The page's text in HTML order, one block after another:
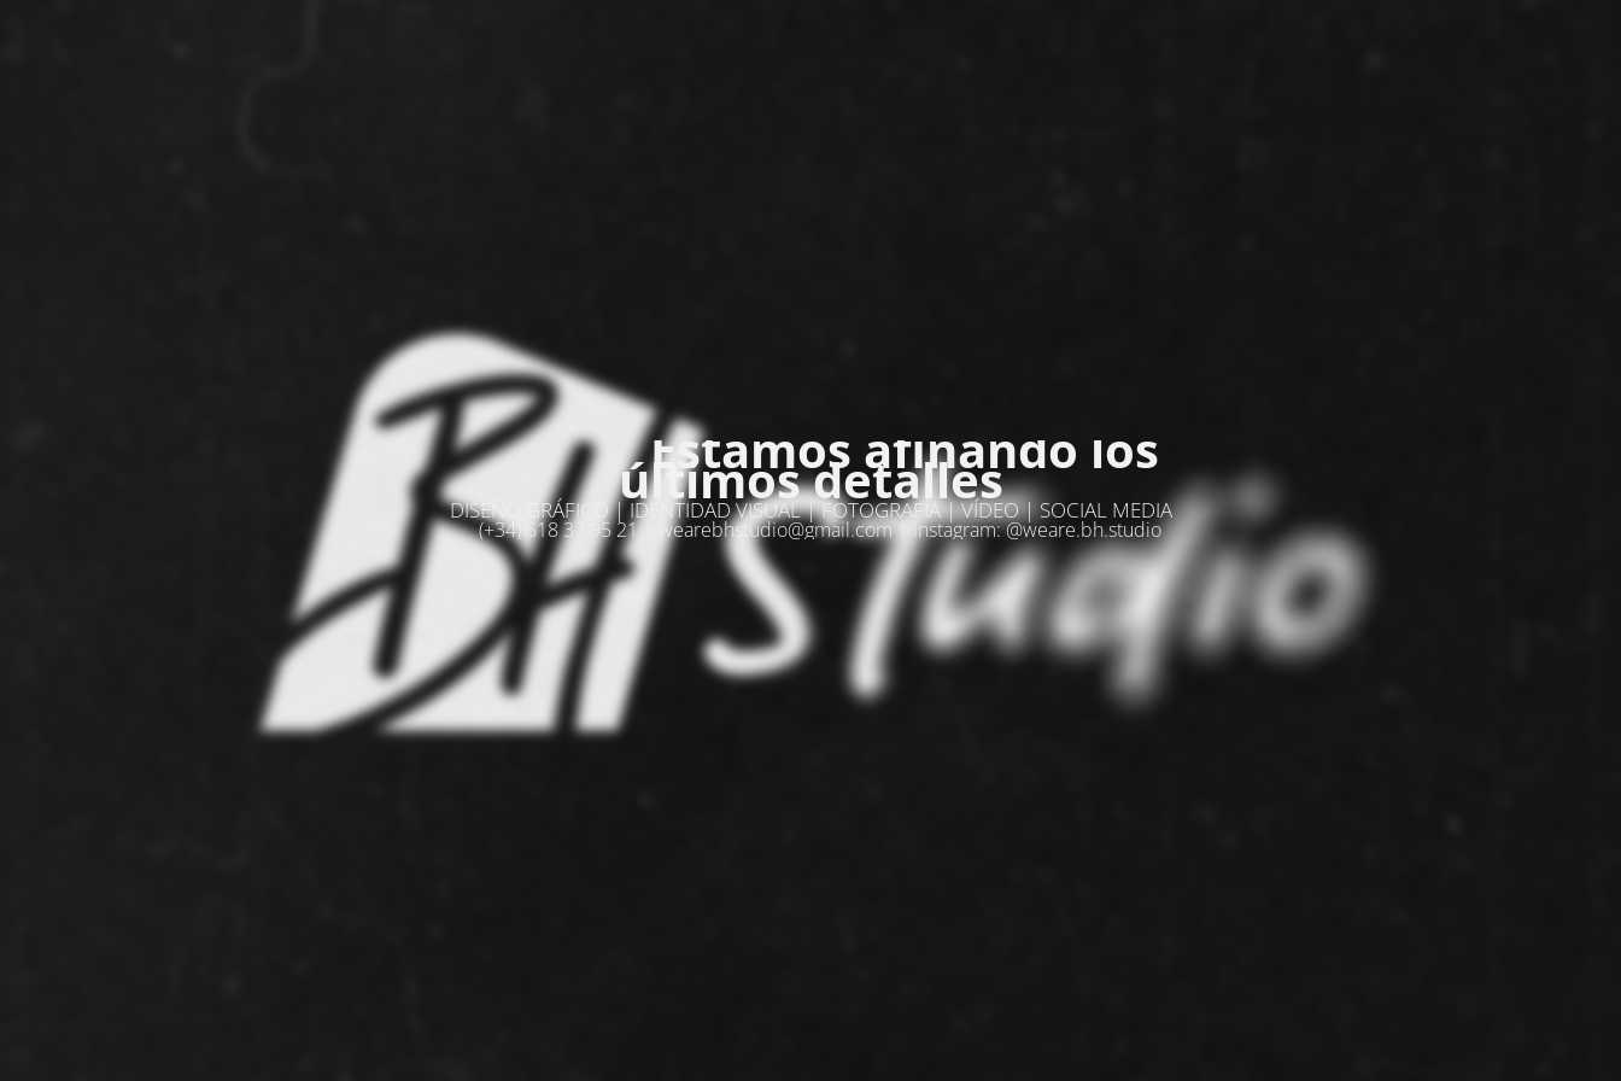
Estamos afinando los
últimos detalles
DISEÑO GRÁFICO | IDENTIDAD VISUAL | FOTOGRAFÍA | VÍDEO | SOCIAL MEDIA
(+34) 618 37 95 21 | wearebhstudio@gmail.com | instagram: @weare.bh.studio